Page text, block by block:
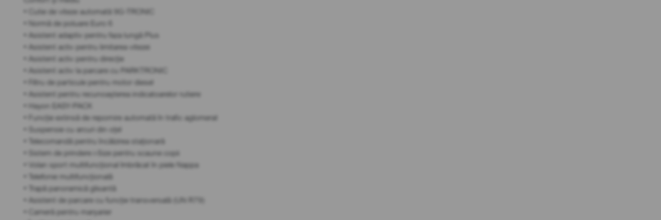
• Cutie de viteze automată 9G-TRONIC
• Normă de poluare Euro 6
• Asistent adaptiv pentru faza lungă Plus
• Asistent activ pentru limitarea vitezei
• Asistent activ pentru direcție
• Asistent activ la parcare cu PARKTRONIC
• Filtru de particule pentru motor diesel
• Asistent pentru recunoașterea indicatoarelor rutiere
• Hayon EASY-PACK
• Funcție extinsă de repornire automată în trafic aglomerat
• Suspensie cu arcuri din oțel
• Telecomandă pentru încălzirea staționară
• Sistem de prindere i-Size pentru scaune copii
• Volan sport multifuncțional îmbrăcat în piele Nappa
• Telefonie multifuncțională
• Trapă panoramică glisantă
• Asistent de parcare cu funcție transversală (UN R79)
• Cameră pentru marșarier